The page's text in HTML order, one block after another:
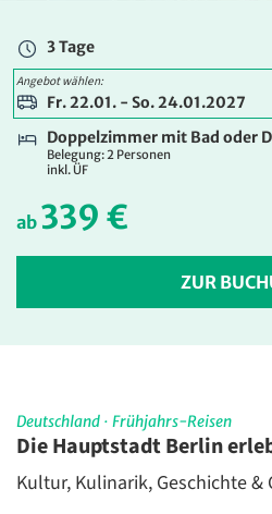
3 Tage
Angebot wählen:
Fr. 22.01. - So. 24.01.2027
Doppelzimmer mit Bad oder
Belegung: 2 Personen
inkl. ÜF
ab 339 €
ZUR
ZUR
Deutschland · Frühjahrs-Reisen
Die Hauptstadt Berlin
Kultur, Kulinarik, Geschichte